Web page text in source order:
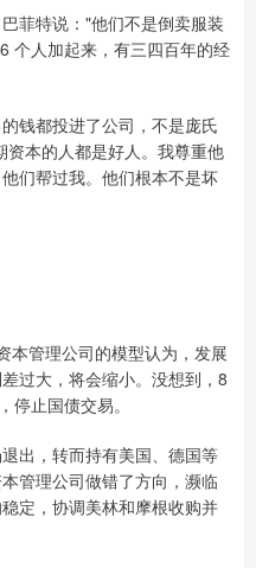
菲特说："他们不是倒卖服装
个人加起来，有三四百年的经
钱都投进了公司，不是庞氏
本的人都是好人。我尊重他
们帮过我。他们根本不是坏
本管理公司的模型认为，发展
过大，将会缩小。没想到，8
停止国债交易。
出，转而持有美国、德国等
管理公司做错了方向，濒临
定，协调美林和摩根收购并